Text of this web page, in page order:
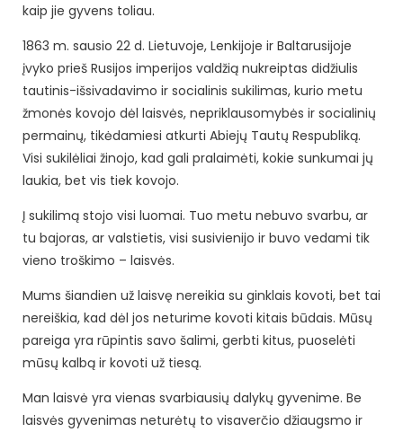
kaip jie gyvens toliau.
1863 m. sausio 22 d. Lietuvoje, Lenkijoje ir Baltarusijoje
įvyko prieš Rusijos imperijos valdžią nukreiptas didžiulis
tautinis-išsivadavimo ir socialinis sukilimas, kurio metu
žmonės kovojo dėl laisvės, nepriklausomybės ir socialinių
permainų, tikėdamiesi atkurti Abiejų Tautų Respubliką.
Visi sukilėliai žinojo, kad gali pralaimėti, kokie sunkumai jų
laukia, bet vis tiek kovojo.
Į sukilimą stojo visi luomai. Tuo metu nebuvo svarbu, ar
tu bajoras, ar valstietis, visi susivienijo ir buvo vedami tik
vieno troškimo – laisvės.
Mums šiandien už laisvę nereikia su ginklais kovoti, bet tai
nereiškia, kad dėl jos neturime kovoti kitais būdais. Mūsų
pareiga yra rūpintis savo šalimi, gerbti kitus, puoselėti
mūsų kalbą ir kovoti už tiesą.
Man laisvė yra vienas svarbiausių dalykų gyvenime. Be
laisvės gyvenimas neturėtų to visaverčio džiaugsmo ir